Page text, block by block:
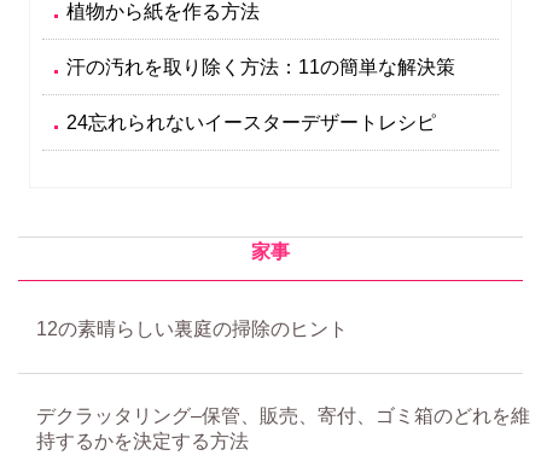
植物から紙を作る方法
汗の汚れを取り除く方法：11の簡単な解決策
24忘れられないイースターデザートレシピ
家事
12の素晴らしい裏庭の掃除のヒント
デクラッタリング–保管、販売、寄付、ゴミ箱のどれを維
持するかを決定する方法